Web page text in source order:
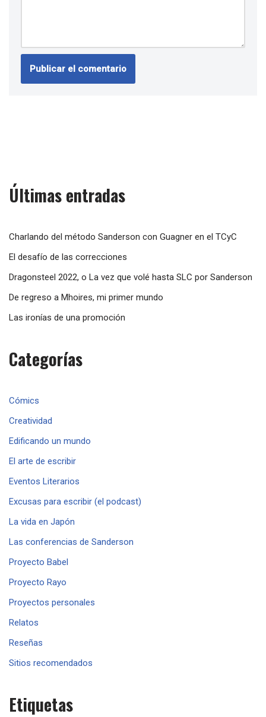
Últimas entradas
Charlando del método Sanderson con Guagner en el TCyC
El desafío de las correcciones
Dragonsteel 2022, o La vez que volé hasta SLC por Sanderson
De regreso a Mhoires, mi primer mundo
Las ironías de una promoción
Categorías
Cómics
Creatividad
Edificando un mundo
El arte de escribir
Eventos Literarios
Excusas para escribir (el podcast)
La vida en Japón
Las conferencias de Sanderson
Proyecto Babel
Proyecto Rayo
Proyectos personales
Relatos
Reseñas
Sitios recomendados
Etiquetas